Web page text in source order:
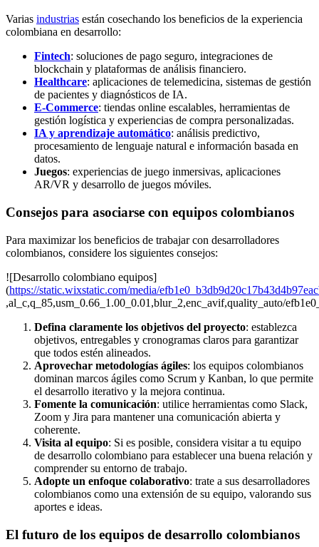
Varias industrias están cosechando los beneficios de la experiencia
colombiana en desarrollo:
Fintech: soluciones de pago seguro, integraciones de
blockchain y plataformas de análisis financiero.
Healthcare: aplicaciones de telemedicina, sistemas de gestión
de pacientes y diagnósticos de IA.
E-Commerce: tiendas online escalables, herramientas de
gestión logística y experiencias de compra personalizadas.
IA y aprendizaje automático: análisis predictivo,
procesamiento de lenguaje natural e información basada en
datos.
Juegos: experiencias de juego inmersivas, aplicaciones
AR/VR y desarrollo de juegos móviles.
Consejos para asociarse con equipos colombianos
Para maximizar los beneficios de trabajar con desarrolladores
colombianos, considere los siguientes consejos:
![Desarrollo colombiano equipos]
(https://static.wixstatic.com/media/
,al_c,q_85,usm_0.66_1.00_0.01,blur_2,enc_avif,quality_auto/
Defina claramente los objetivos del proyecto: establezca
objetivos, entregables y cronogramas claros para garantizar
que todos estén alineados.
Aprovechar metodologías ágiles: los equipos colombianos
dominan marcos ágiles como Scrum y Kanban, lo que permite
el desarrollo iterativo y la mejora continua.
Fomente la comunicación: utilice herramientas como Slack,
Zoom y Jira para mantener una comunicación abierta y
coherente.
Visita al equipo: Si es posible, considera visitar a tu equipo
de desarrollo colombiano para establecer una buena relación y
comprender su entorno de trabajo.
Adopte un enfoque colaborativo: trate a sus desarrolladores
colombianos como una extensión de su equipo, valorando sus
aportes e ideas.
El futuro de los equipos de desarrollo colombianos